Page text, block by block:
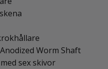
Worm Shaft
sex skivor